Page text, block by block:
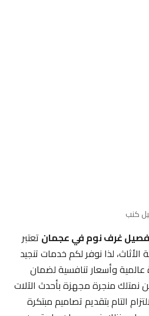
غرف نوم في عجمانتعتبر
لذا نوفر لكم خدمات تنجيد
وأسعار تنافسية لضمان
منجرة مجهزة بأحدث الآلات
التام بتقديم تصاميم مبتكرة